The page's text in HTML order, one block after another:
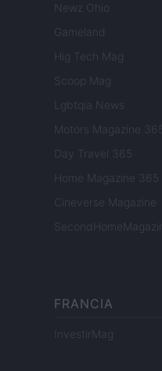
Newz Ohio
Gameland
Hig Tech Mag
Scoop Mag
Lgbtqia News
Motors Magazine
Day Travel 365
Home Magazine 365
Cineverse Magazine
FRANCIA
InvestirMag